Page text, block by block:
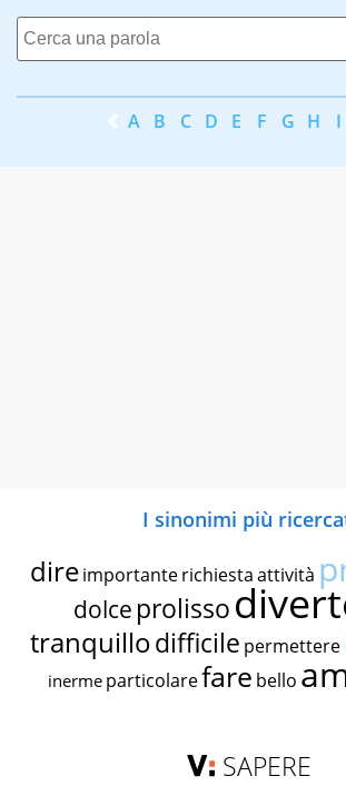
A B C D E F G H I
I sinonimi più
dire importante richiestaattività
dolce prolisso
tranquillodifficile permettere
inerme particolarefare bello
SAPERE